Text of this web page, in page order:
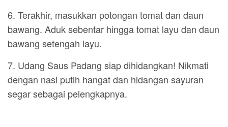
6. Terakhir, masukkan potongan tomat dan daun
bawang. Aduk sebentar hingga tomat layu dan daun
bawang setengah layu.
7. Udang Saus Padang siap dihidangkan! Nikmati
dengan nasi putih hangat dan hidangan sayuran
segar sebagai pelengkapnya.